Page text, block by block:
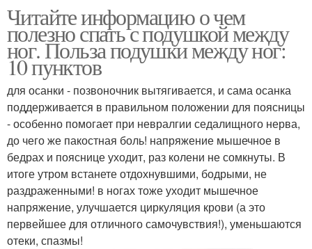
Читайте информацию о чем
полезно спать с подушкой между
ног. Польза подушки между ног:
10 пунктов
для осанки - позвоночник вытягивается, и сама осанка
поддерживается в правильном положении для поясницы
- особенно помогает при невралгии седалищного нерва,
до чего же пакостная боль! напряжение мышечное в
бедрах и пояснице уходит, раз колени не сомкнуты. В
итоге утром встанете отдохнувшими, бодрыми, не
раздраженными! в ногах тоже уходит мышечное
напряжение, улучшается циркуляция крови (а это
первейшее для отличного самочувствия!), уменьшаются
отеки, спазмы!